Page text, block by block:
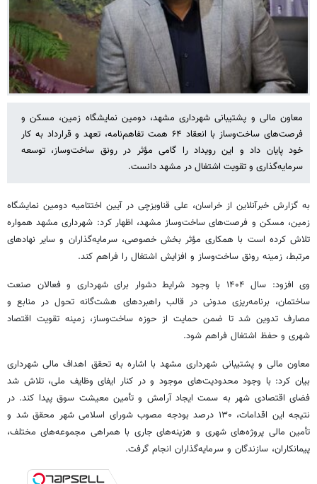
معاون مالی و پشتیبانی شهرداری مشهد، دومین نمایشگاه زمین، مسکن و
فرصت‌های ساخت‌وساز با انعقاد ۶۴ همت تفاهم‌نامه، تعهد و قرارداد به کار
خود پایان داد و این رویداد را گامی مؤثر در رونق ساخت‌وساز، توسعه
سرمایه‌گذاری و تقویت اشتغال در مشهد دانست.
به گزارش خبرآنلاین از خراسان، علی قناویزچی در آیین اختتامیه دومین نمایشگاه
زمین، مسکن و فرصت‌های ساخت‌وساز مشهد، اظهار کرد: شهرداری مشهد همواره
تلاش کرده است با همکاری مؤثر بخش خصوصی، سرمایه‌گذاران و سایر نهادهای
مرتبط، زمینه رونق ساخت‌وساز و افزایش اشتغال را فراهم کند.
وی افزود: سال ۱۴۰۴ با وجود شرایط دشوار برای شهرداری و فعالان صنعت
ساختمان، برنامه‌ریزی مدونی در قالب راهبردهای هشت‌گانه تحول در منابع و
مصارف تدوین شد تا ضمن حمایت از حوزه ساخت‌وساز، زمینه تقویت اقتصاد
شهری و حفظ اشتغال فراهم شود.
معاون مالی و پشتیبانی شهرداری مشهد با اشاره به تحقق اهداف مالی شهرداری
بیان کرد: با وجود محدودیت‌های موجود و در کنار ایفای وظایف ملی، تلاش شد
فضای اقتصادی شهر به سمت ایجاد آرامش و تأمین معیشت سوق پیدا کند. در
نتیجه این اقدامات، ۱۳۰ درصد بودجه مصوب شورای اسلامی شهر محقق شد و
تأمین مالی پروژه‌های شهری و هزینه‌های جاری با همراهی مجموعه‌های مختلف،
پیمانکاران، سازندگان و سرمایه‌گذاران انجام گرفت.